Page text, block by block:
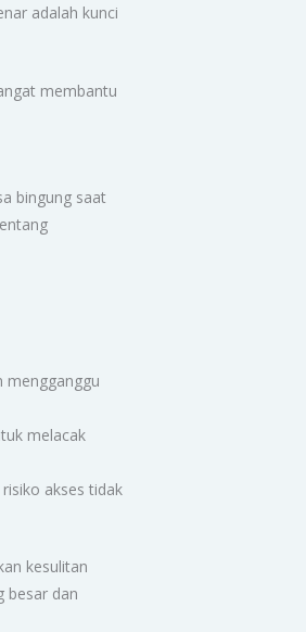
adalah kunci
membantu
bingung saat
mengganggu
melacak
akses tidak
kesulitan
besar dan